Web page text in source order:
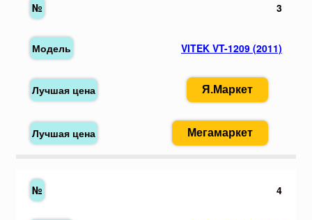
3
VITEK VT-1209 (2011)
Я.Маркет
Мегамаркет
4